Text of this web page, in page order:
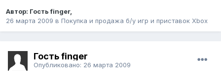
Автор: Гость finger,
26 марта 2009 в Покупка и продажа б/у игр и приставок Xbox
Гость finger
Опубликовано: 26 марта 2009